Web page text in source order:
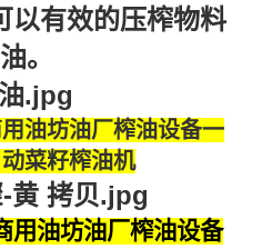
以有效的压榨物料
。
油坊油厂榨油设备一
菜籽榨油机
用油坊油厂榨油设备